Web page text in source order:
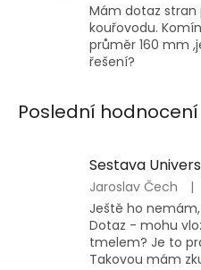
Mám dotaz
kouřovodu.
průměr 160 mm
řešení?
Poslední hodnocení
Sestava
Hodnocení
produktu
je
5
z
Jaroslav Čech |
Ještě ho
Dotaz - mohu
tmelem? Je to
Takovou mám